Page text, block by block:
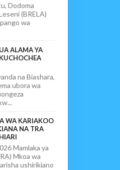
Dodoma
(BRELA)
wa
ALAMA YA
na Biashara,
ubora wa
WA KARIAKOO
NA TRA
Mamlaka ya
Mkoa wa
ushirikiano